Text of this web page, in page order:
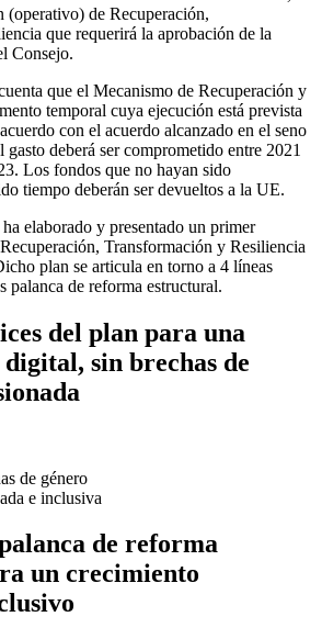
(operativo) de Recuperación,
que requerirá la aprobación de la
Consejo.
que el Mecanismo de Recuperación y
temporal cuya ejecución está prevista
con el acuerdo alcanzado en el seno
deberá ser comprometido entre 2021
Los fondos que no hayan sido
tiempo deberán ser devueltos a la UE.
elaborado y presentado un primer
Transformación y Resiliencia
plan se articula en torno a 4 líneas
palanca de reforma estructural.
del plan para una
sin brechas de
de género
e inclusiva
de reforma
un crecimiento